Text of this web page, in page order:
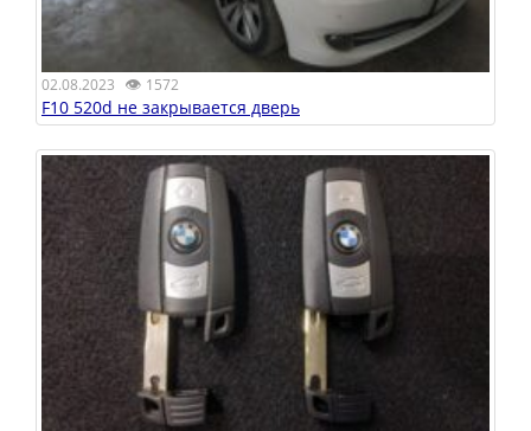
02.08.2023 👁 1572
F10 520d не закрывается дверь